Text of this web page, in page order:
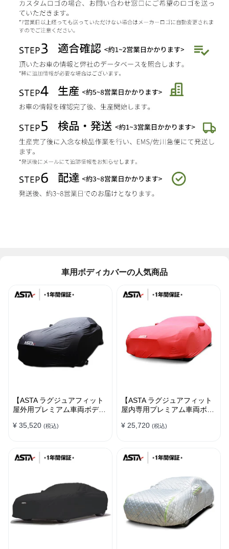
車用ボディカバーの人気商品
【ASTA ラグジュアフィット
屋外用プレミアム車両ボディ
ーメイド 高級感 裏起毛車カ
¥ 35,520 (税込)
【ASTA ラグジュアフィット
屋内専用プレミアム車両ボデ
高級生地 柔かい 裏起毛車カ
¥ 25,720 (税込)